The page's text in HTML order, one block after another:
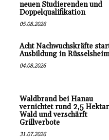
neuen Studierenden und
Doppelqualifikation
05.08.2026
Acht Nachwuchskräfte
Ausbildung in
04.08.2026
Waldbrand bei Hanau
vernichtet rund 2,5 Hektar
Wald und verschärft
Grillverbote
31.07.2026